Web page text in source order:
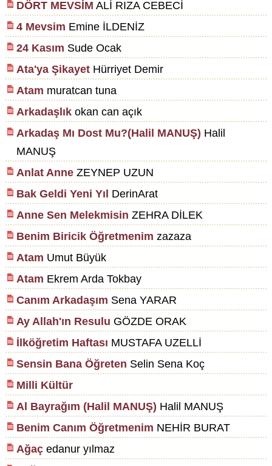
DÖRT MEVSİM ALİ RIZA CEBECİ
4 Mevsim Emine İLDENİZ
24 Kasım Sude Ocak
Ata'ya ŞikayetHürriyet Demir
Atam muratcan tuna
Arkadaşlıkokan can açık
Arkadaş Mı Dost Mu?(Halil MANUŞ) Halil
MANUŞ
Anlat AnneZEYNEP UZUN
Bak Geldi Yeni Yıl DerinArat
Anne Sen Melekmisin ZEHRA DİLEK
Benim Biricik Öğretmenim zazaza
Atam Umut Büyük
Atam Ekrem Arda Tokbay
Canım Arkadaşım Sena YARAR
Ay Allah'ın Resulu GÖZDE ORAK
İlköğretim Haftası MUSTAFA UZELLİ
Sensin Bana Öğreten Selin Sena Koç
Milli Kültür
Al Bayrağım (Halil MANUŞ) Halil MANUŞ
Benim Canım Öğretmenim NEHİR BURAT
Ağaçedanur yılmaz